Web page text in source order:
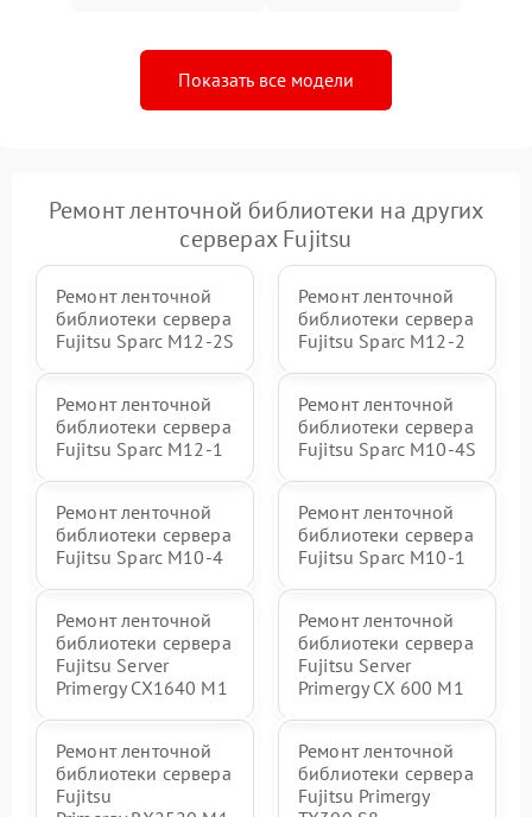
Показать все модели
Ремонт ленточной библиотеки на других
серверах Fujitsu
Ремонт ленточной
библиотеки сервера
Fujitsu Sparc M12-2S
Ремонт ленточной
библиотеки сервера
Fujitsu Sparc M12-2
Ремонт ленточной
библиотеки сервера
Fujitsu Sparc M12-1
Ремонт ленточной
библиотеки сервера
Fujitsu Sparc M10-4S
Ремонт ленточной
библиотеки сервера
Fujitsu Sparc M10-4
Ремонт ленточной
библиотеки сервера
Fujitsu Sparc M10-1
Ремонт ленточной
библиотеки сервера
Fujitsu Server
Primergy CX1640 M1
Ремонт ленточной
библиотеки сервера
Fujitsu Server
Primergy CX 600 M1
Ремонт ленточной
библиотеки сервера
Fujitsu
Ремонт ленточной
библиотеки сервера
Fujitsu Primergy